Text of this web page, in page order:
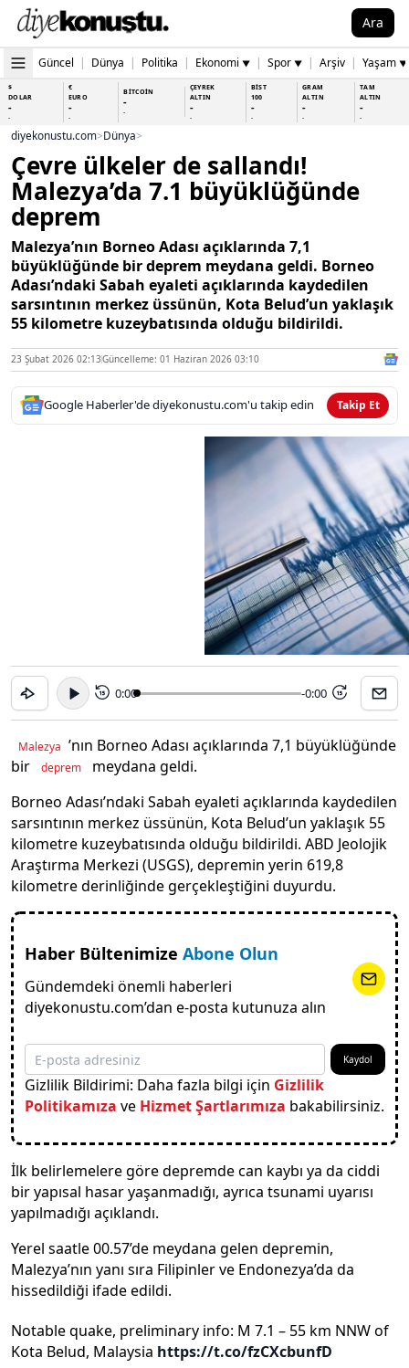
Ara
Güncel | Dünya | Politika | Ekonomi ▼ | Spor ▼ | Arşiv | Yaşam ▼
$
DOLAR
-
-
€
EURO
-
-
BİTCOİN
-
-
ÇEYREK
ALTIN
-
-
BİST
100
-
-
GRAM
ALTIN
-
-
TAM
ALTIN
-
-
diyekonustu.com>Dünya>
Çevre ülkeler de sallandı!
Malezya’da 7.1 büyüklüğünde
deprem
Malezya’nın Borneo Adası açıklarında 7,1
büyüklüğünde bir deprem meydana geldi. Borneo
Adası’ndaki Sabah eyaleti açıklarında kaydedilen
sarsıntının merkez üssünün, Kota Belud’un yaklaşık
55 kilometre kuzeybatısında olduğu bildirildi.
23 Şubat 2026 02:13Güncelleme: 01 Haziran 2026 03:10
Google Haberler'de diyekonustu.com'u takip edin Takip Et
15 0:00 -0:00 15
Malezya ’nın Borneo Adası açıklarında 7,1 büyüklüğünde
bir
deprem
meydana geldi.
Borneo Adası’ndaki Sabah eyaleti açıklarında kaydedilen
sarsıntının merkez üssünün, Kota Belud’un yaklaşık 55
kilometre kuzeybatısında olduğu bildirildi. ABD Jeolojik
Araştırma Merkezi (USGS), depremin yerin 619,8
kilometre derinliğinde gerçekleştiğini duyurdu.
Haber Bültenimize Abone Olun
Gündemdeki önemli haberleri
diyekonustu.com’dan e-posta kutunuza alın
Kaydol
Gizlilik Bildirimi: Daha fazla bilgi için Gizlilik
Politikamıza ve Hizmet Şartlarımıza bakabilirsiniz.
İlk belirlemelere göre depremde can kaybı ya da ciddi
bir yapısal hasar yaşanmadığı, ayrıca tsunami uyarısı
yapılmadığı açıklandı.
Yerel saatle 00.57’de meydana gelen depremin,
Malezya’nın yanı sıra Filipinler ve Endonezya’da da
hissedildiği ifade edildi.
Notable quake, preliminary info: M 7.1 – 55 km NNW of
Kota Belud, Malaysia https://t.co/fzCXcbunfD